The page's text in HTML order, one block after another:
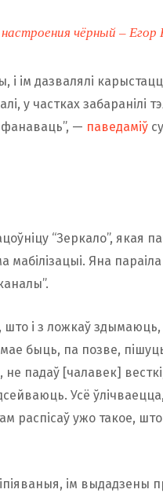
чёрный – Егор
і ім дазвалялі
у частках
— паведаміў
“Зеркало”, якая
Яна
і з ложкаў здымаюць,
быць, па позве,
падаў [чалавек]
Усё
распісаў ужо такое,
ім выдадзены